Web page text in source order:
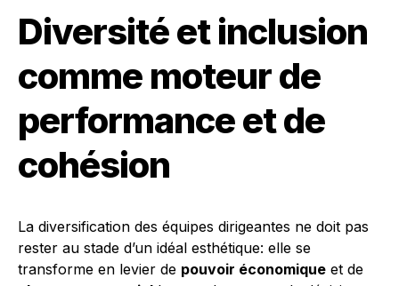
Diversité et inclusion
comme moteur de
performance et de
cohésion
La diversification des équipes dirigeantes ne doit pas
rester au stade d’un idéal esthétique: elle se
transforme en levier de pouvoir économique et de